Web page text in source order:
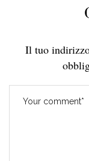
Il tuo